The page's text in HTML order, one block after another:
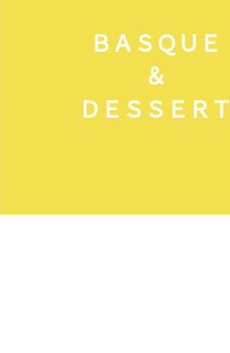
ＢＡＳＱＵＥ
＆
ＤＥＳＳＥＲＴ